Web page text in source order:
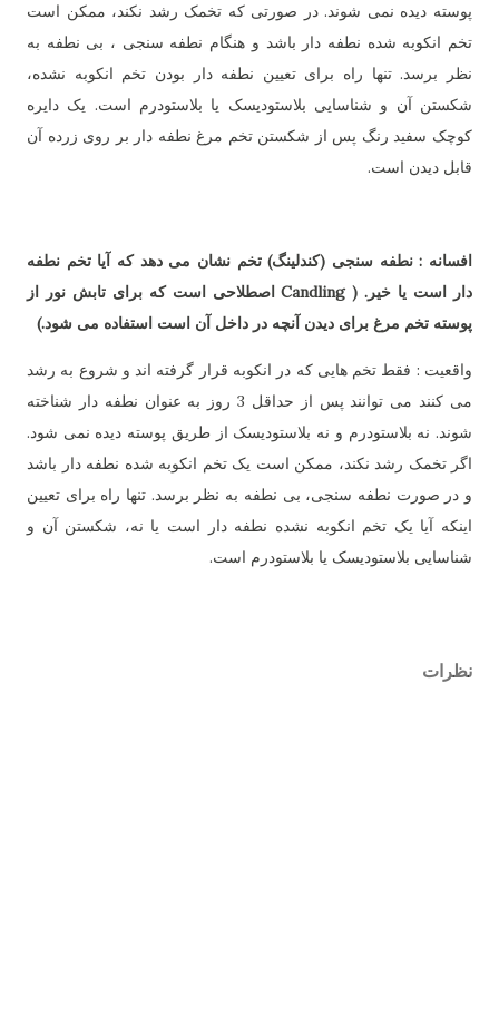
پوسته دیده نمی شوند. در صورتی که تخمک رشد نکند، ممکن است
تخم انکوبه شده نطفه دار باشد و هنگام نطفه سنجی ، بی نطفه به
نظر برسد. تنها راه برای تعیین نطفه دار بودن تخم انکوبه نشده،
شکستن آن و شناسایی بلاستودیسک یا بلاستودرم است. یک دایره
کوچک سفید رنگ پس از شکستن تخم مرغ نطفه دار بر روی زرده آن
قابل دیدن است.
افسانه : نطفه سنجی (کندلینگ) تخم نشان می دهد که آیا تخم نطفه
دار است یا خیر. ( Candling اصطلاحی است که برای تابش نور از
پوسته تخم مرغ برای دیدن آنچه در داخل آن است استفاده می شود.)
واقعیت : فقط تخم هایی که در انکوبه قرار گرفته اند و شروع به رشد
می کنند می توانند پس از حداقل 3 روز به عنوان نطفه دار شناخته
شوند. نه بلاستودرم و نه بلاستودیسک از طریق پوسته دیده نمی شود.
اگر تخمک رشد نکند، ممکن است یک تخم انکوبه شده نطفه دار باشد
و در صورت نطفه سنجی، بی نطفه به نظر برسد. تنها راه برای تعیین
اینکه آیا یک تخم انکوبه نشده نطفه دار است یا نه، شکستن آن و
شناسایی بلاستودیسک یا بلاستودرم است.
نظرات